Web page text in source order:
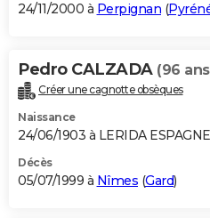
24/11/2000 à Perpignan (
Pedro CALZADA (96
Créer une cagnotte obsèques
Naissance
24/06/1903 à LERIDA ESPAGNE
Décès
05/07/1999 à Nîmes (Gard)